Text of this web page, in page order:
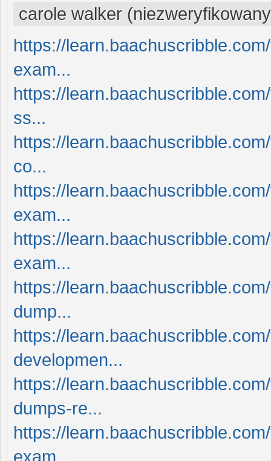
carole walker
https://
exam...
https://
ss...
https://
co...
https://
exam...
https://
exam...
https://
dump...
https://
developmen...
https://
dumps-re...
https://
exam...